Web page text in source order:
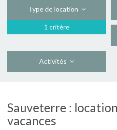
Type de location
1 critère
Activités
Sauveterre :
vacances